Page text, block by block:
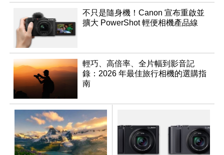
不只是隨身機！Canon 宣布重啟並
擴大 PowerShot 輕便相機產品線
輕巧、高倍率、全片幅到影音記
錄：2026 年最佳旅行相機的選購指
南